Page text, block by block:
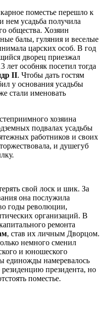
поместье перешло к
нем усадьба получила
общества. Хозяин
балы, гуляния и веселые
царских особ. В год
дворец приезжал
лет особняк посетил тогда
II. Чтобы дать гостям
у основания усадьбы
стали именовать
хозяина
подвалах усадьбы
работников и своих
и душегуб
свой лоск и шик. За
она послужила
годы революции,
организаций. В
ремонта
, став их личным Дворцом.
немного сменил
и юношеского
единожды намеревалось
резиденцию президента, но
поместье.